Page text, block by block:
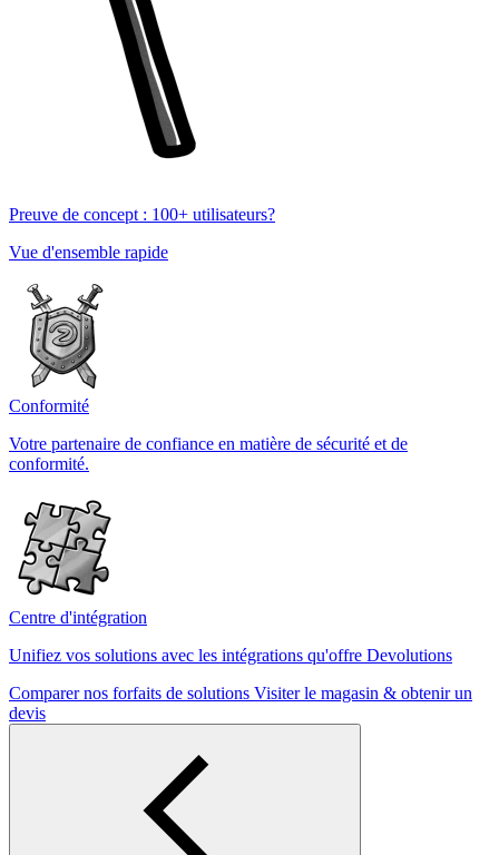
Preuve de concept : 100+ utilisateurs?
Vue d'ensemble rapide
Conformité
Votre partenaire de confiance en matière de sécurité et de
conformité.
Centre d'intégration
Unifiez vos solutions avec les intégrations qu'offre Devolutions
Comparer nos forfaits de solutions Visiter le magasin & obtenir un
devis